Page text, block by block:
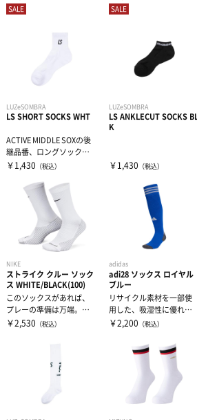
SALE SALE
LUZeSOMBRA
LS SHORT SOCKS WHT
ACTIVE MIDDLE SOXの後
継品番、ロングソックス
と同じ生地で網立てる...
￥1,430 （税込）
LUZeSOMBRA
LS ANKLECUT SOCKS BL
K
￥1,430 （税込）
NIKE
ストライク クルー ソック
ス WHITE/BLACK(100)
このソックスがあれば、
プレーの準備は万端。ド
リブルを極めるために練
￥2,530 （税込）
adidas
adi28 ソックス ロイヤル
ブルー
リサイクル素材を一部使
用した、吸湿性に優れた
サッカー用ソックス。
￥2,200 （税込）